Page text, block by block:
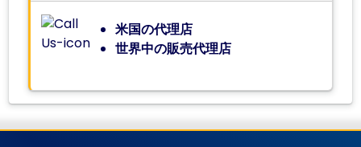
米国の代理店
世界中の販売代理店